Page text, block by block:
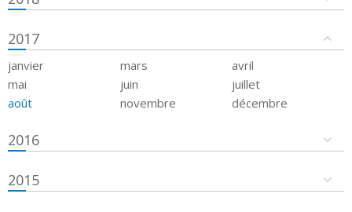
2017
janvier mars
avril
mai
juin
juillet
août
novembre décembre
2016
2015